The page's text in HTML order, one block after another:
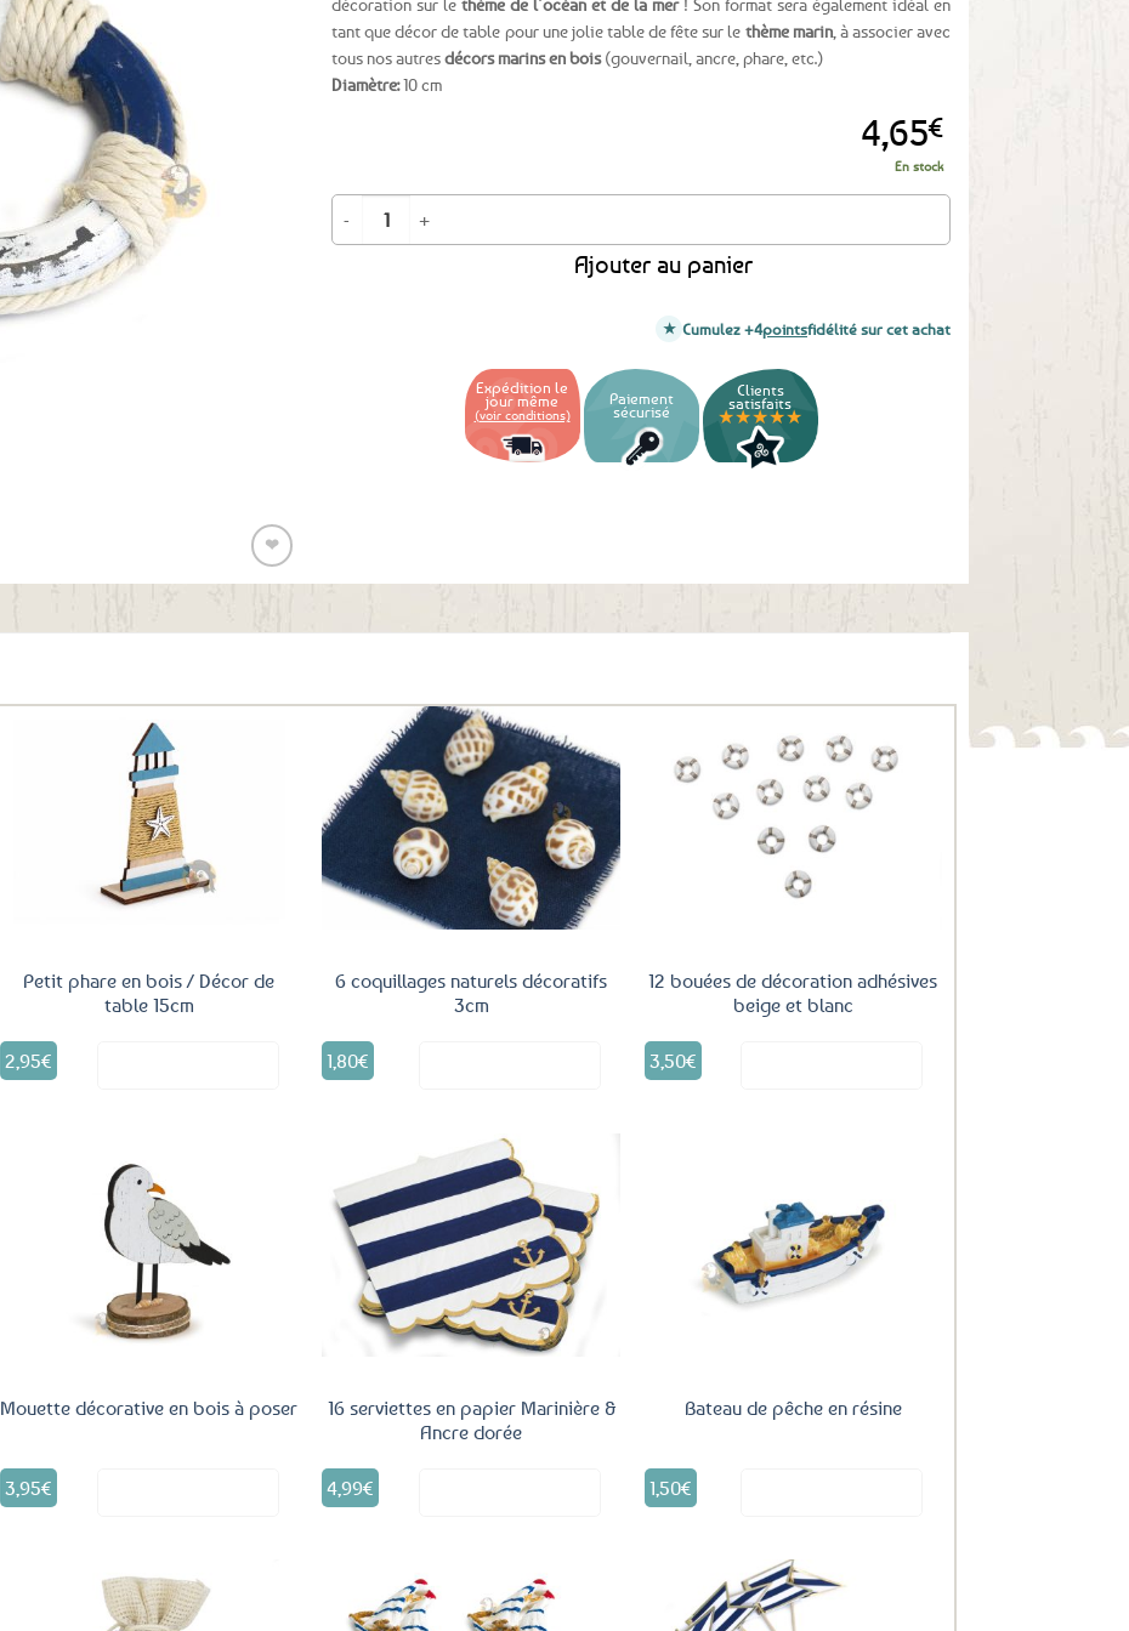
❤
Ajouter
décoration sur le thème de l’océan et de la mer! Son format sera également idéal en
tant que décor de table pour une jolie table de fête sur le thème marin, à associer avec
tous nos autresdécors marins en bois(gouvernail, ancre, phare, etc.)
Diamètre:10 cm
4,65€
En stock
quantité de Petite bouée en bois / Décor de table 10cm
Ajouter au panier
Cumulez +4pointsfidélité sur cet achat
Expédition le
jour même
(voir conditions)
Paiement
sécurisé
Clients
satisfaits
★★★★★
Petit phare en bois / Décor de
table 15cm
2,95€
aux
favoris
6 coquillages naturels décoratifs
3cm
1,80€
12 bouées de décoration adhésives
beige et blanc
3,50€
Mouette décorative en bois à poser
3,95€
Ajouter
aux
favoris
16 serviettes en papier Marinière &
Ancre dorée
4,99€
Bateau de pêche en résine
1,50€